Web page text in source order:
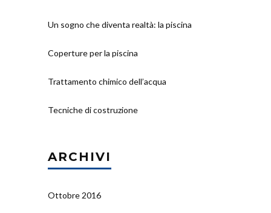
Un sogno che diventa realtà: la piscina
Coperture per la piscina
Trattamento chimico dell’acqua
Tecniche di costruzione
ARCHIVI
Ottobre 2016